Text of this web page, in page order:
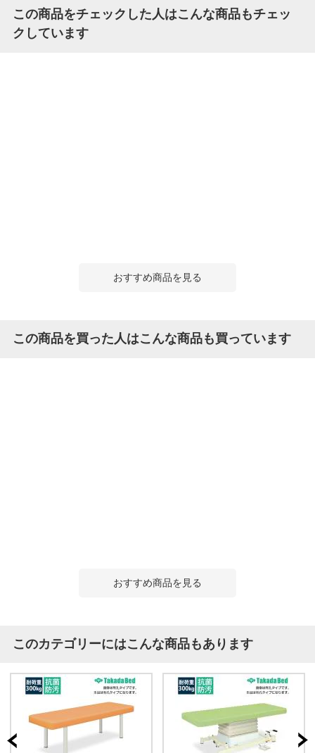
この商品をチェックした人はこんな商品もチェッ
クしています
おすすめ商品を見る
この商品を買った人はこんな商品も買っています
おすすめ商品を見る
このカテゴリーにはこんな商品もあります